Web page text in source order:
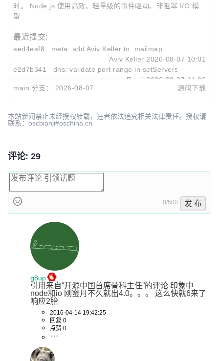
时。 Node.js 使用高效、轻量级的事件驱动、非阻塞 I/O 模
型
最近提交:
aed4eaf8 meta: add Aviv Keller to
.mailmap
Aviv Keller 2026-08-07 10:01
e2d7b341
dns: validate port range in setServers()
René 2026-08-07 14:06
e43bedc4
doc: remove usage of
main 分支： 2026-08-07 源码下载
本站新闻禁止未经授权转载，违者依法追究相关法律责任。授权请
联系：oscbianji#oschina.cn
评论: 29
0/500 发 布
g8up
引用来自“开源中国首席骨科主任”的评论 印象中
node和io 刚蜜月不久就出4.0。。。 这么快就6来了
响应2胎
2016-04-14 19:42:25
回复 0
点赞 0